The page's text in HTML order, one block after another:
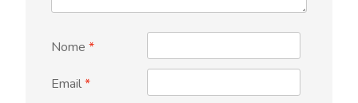
Nome *
Email*